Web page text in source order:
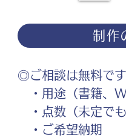
制作
◎ご相談は無料です
・用途（書籍、
・点数（未定でも
・ご希望納期